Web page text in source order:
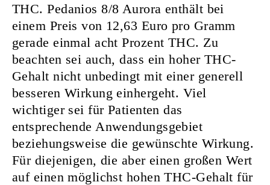
THC. Pedanios 8/8 Aurora enthält bei
einem Preis von 12,63 Euro pro Gramm
gerade einmal acht Prozent THC. Zu
beachten sei auch, dass ein hoher THC-
Gehalt nicht unbedingt mit einer generell
besseren Wirkung einhergeht. Viel
wichtiger sei für Patienten das
entsprechende Anwendungsgebiet
beziehungsweise die gewünschte Wirkung.
Für diejenigen, die aber einen großen Wert
auf einen möglichst hohen THC-Gehalt für